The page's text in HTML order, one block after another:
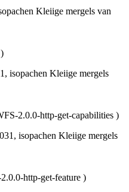
Kleiige mergels van
)
isopachen Kleiige mergels
2.0.0-http-get-capabilities )
isopachen Kleiige mergels
http-get-feature )